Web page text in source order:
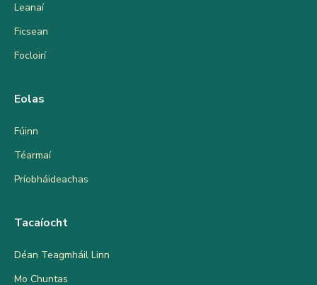
Leanaí
Ficsean
Focloirí
Eolas
Fúinn
Téarmaí
Príobháideachas
Tacaíocht
Déan Teagmháil Linn
Mo Chuntas